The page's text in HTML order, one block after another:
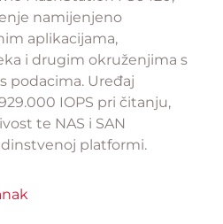
namijenjeno
aplikacijama,
i drugim okruženjima s
podacima. Uređaj
IOPS pri čitanju,
te NAS i SAN
platformi.